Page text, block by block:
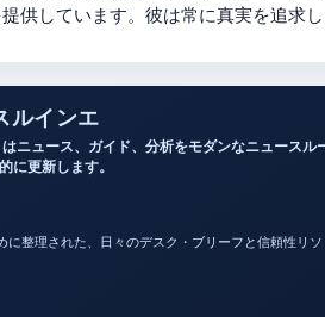
供しています。彼は常に真実を追求
ルインエ
はニュース、ガイド、分析をモダンなニュースル
に更新します。
に整理された、日々のデスク・ブリーフと信頼性リソ